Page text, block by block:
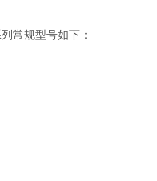
常规型号如下：